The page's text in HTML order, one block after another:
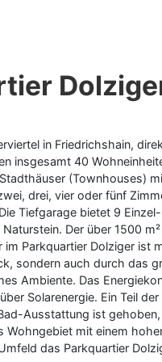
in Friedrichshain,
insgesamt 40
(Townhouses)
drei, vier oder fünf
Tiefgarage bietet 9
Der über 1500
Parkquartier Dolziger
sondern auch durch das
Ambiente. Das
Solarenergie. Ein Teil
Ausstattung ist
mit einem
das Parkquartier